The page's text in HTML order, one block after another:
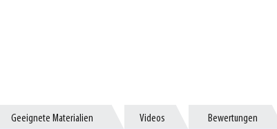
Geeignete Materialien
Geeignete Materialien Videos
Videos Bewertungen
Bewertungen